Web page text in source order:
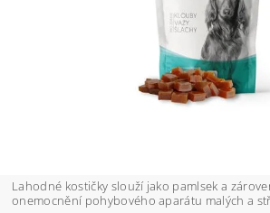
Lahodné kostičky slouží jako pamlsek a
onemocnění pohybového aparátu malých a